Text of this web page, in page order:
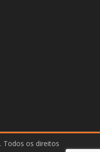
. Todos os direitos